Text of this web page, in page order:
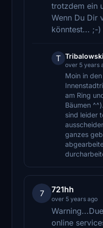
trotzdem ein
Wenn Du Dir
könntest... ;-)
T Tribalowski
over 5 years
Moin in
am Ring
Bäumen
sind leider
ganzes
7 721hh
over 5 years ago
online